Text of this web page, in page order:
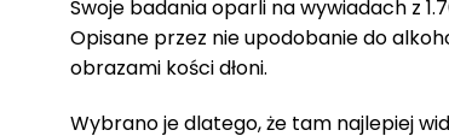
Swoje badania oparli na wywiadach z
Opisane przez nie upodobanie do
obrazami kości dłoni.
Wybrano je dlatego, że tam najlepiej